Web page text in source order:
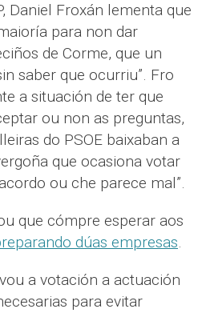
Daniel Froxán lementa que
para non dar
de Corme, que un
saber que ocurriu”. Fro
a situación de ter que
ou non as preguntas,
do PSOE baixaban a
que ocasiona votar
ou che parece mal”.
que cómpre esperar aos
dúas empresas.
a votación a actuación
para evitar